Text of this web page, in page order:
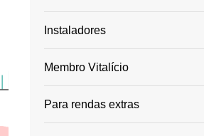
Instaladores
Membro Vitalício
Para rendas extras